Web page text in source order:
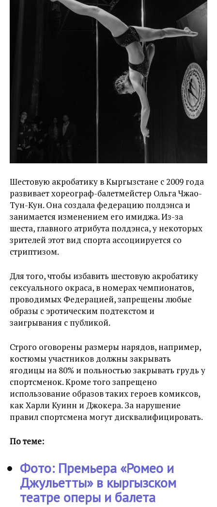
Шестовую акробатику в Кыргызстане с 2009 года
развивает хореограф-балетмейстер Ольга Чжао-
Тун-Кун. Она создала федерацию полдэнса и
занимается изменением его имиджа. Из-за
шеста, главного атрибута полдэнса, у некоторых
зрителей этот вид спорта ассоциируется со
стриптизом.
Для того, чтобы избавить шестовую акробатику
сексуального окраса, в номерах чемпионатов,
проводимых Федерацией, запрещены любые
образы с эротическим подтекстом и
заигрывания с публикой.
Строго оговорены размеры нарядов, например,
костюмы участников должны закрывать
ягодицы на 80% и польностью закрывать грудь у
спортсменок. Кроме того запрещено
использование образов таких героев комиксов,
как Харли Куинн и Джокера. За нарушение
правил спортсмена могут дисквалифицировать.
По теме:
Фото: Премьера «Ромео и
Джульетты» в кыргызском
театре оперы и балета